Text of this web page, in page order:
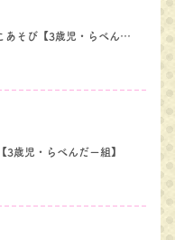
水あそび＆泥んこあそび【3歳児・らべんだー組】
【3歳児・らべんだー組】